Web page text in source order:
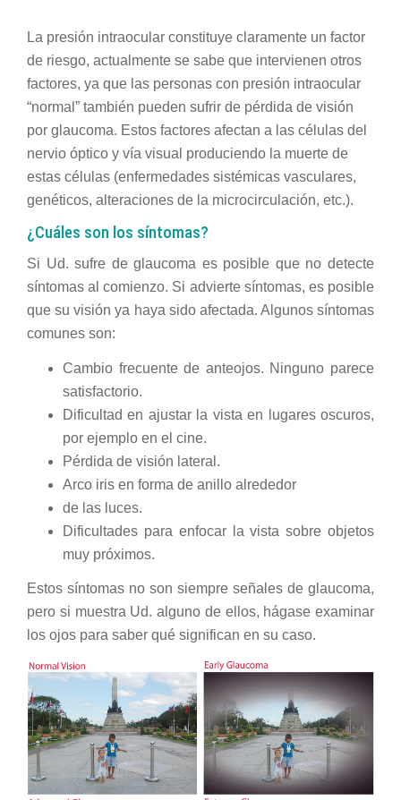
La presión intraocular constituye claramente un factor
de riesgo, actualmente se sabe que intervienen otros
factores, ya que las personas con presión intraocular
“normal” también pueden sufrir de pérdida de visión
por glaucoma. Estos factores afectan a las células del
nervio óptico y vía visual produciendo la muerte de
estas células (enfermedades sistémicas vasculares,
genéticos, alteraciones de la microcirculación, etc.).
¿Cuáles son los síntomas?
Si Ud. sufre de glaucoma es posible que no detecte
síntomas al comienzo. Si advierte síntomas, es posible
que su visión ya haya sido afectada. Algunos síntomas
comunes son:
Cambio frecuente de anteojos. Ninguno parece
satisfactorio.
Dificultad en ajustar la vista en lugares oscuros,
por ejemplo en el cine.
Pérdida de visión lateral.
Arco iris en forma de anillo alrededor
de las luces.
Dificultades para enfocar la vista sobre objetos
muy próximos.
Estos síntomas no son siempre señales de glaucoma,
pero si muestra Ud. alguno de ellos, hágase examinar
los ojos para saber qué significan en su caso.